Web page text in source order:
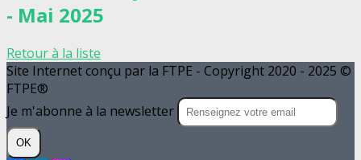
- Mai 2025
Retour à la liste
Site Internet conçu par la FTPE - Copyright 2020 - 2025 ©
FTPE®
Je m'abonne à la newsletter
OK